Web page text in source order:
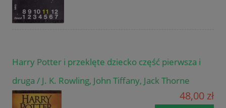
Harry Potter i przeklęte dziecko część pierwsza i
druga / J. K. Rowling, John Tiffany, Jack Thorne
48,00 zł